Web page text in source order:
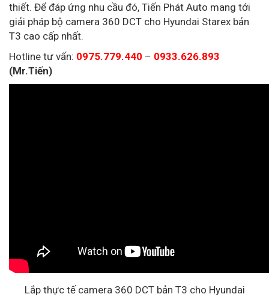
thiết. Để đáp ứng nhu cầu đó, Tiến Phát Auto mang tới
giải pháp bộ camera 360 DCT cho Hyundai Starex bản
T3 cao cấp nhất.
Hotline tư vấn: 0975.779.440 – 0933.626.893
(Mr.Tiến)
Lắp thực tế camera 360 DCT bản T3 cho Hyundai